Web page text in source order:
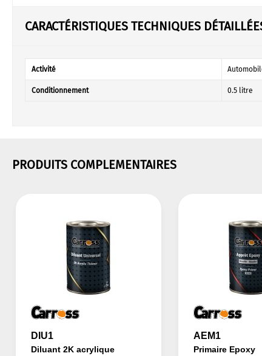
CARACTÉRISTIQUES TECHNIQUES
Activité
Conditionnement 0.5 litre
PRODUITS COMPLEMENTAIRES
DIU1
Diluant 2K acrylique
AEM1
Primaire Epoxy